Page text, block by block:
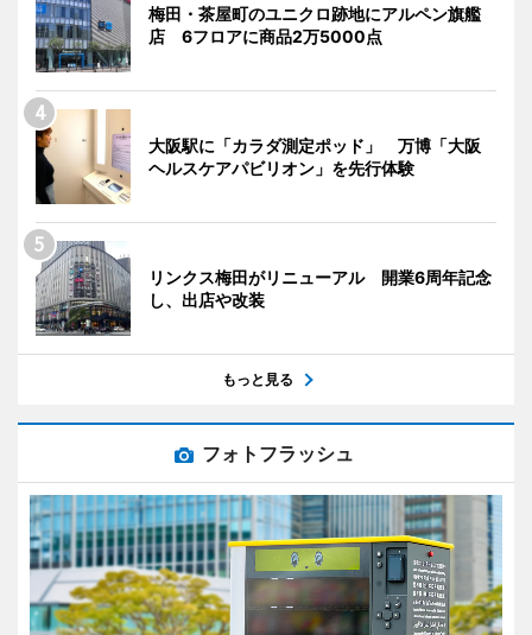
梅田・茶屋町のユニクロ跡地にアルペン旗艦
店 6フロアに商品2万5000点
大阪駅に「カラダ測定ポッド」 万博「大阪
ヘルスケアパビリオン」を先行体験
リンクス梅田がリニューアル 開業6周年記念
し、出店や改装
もっと見る
フォトフラッシュ